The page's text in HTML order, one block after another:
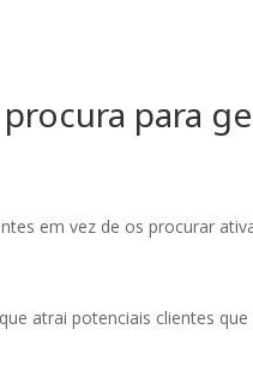
para
em vez de os procurar
atrai potenciais clientes